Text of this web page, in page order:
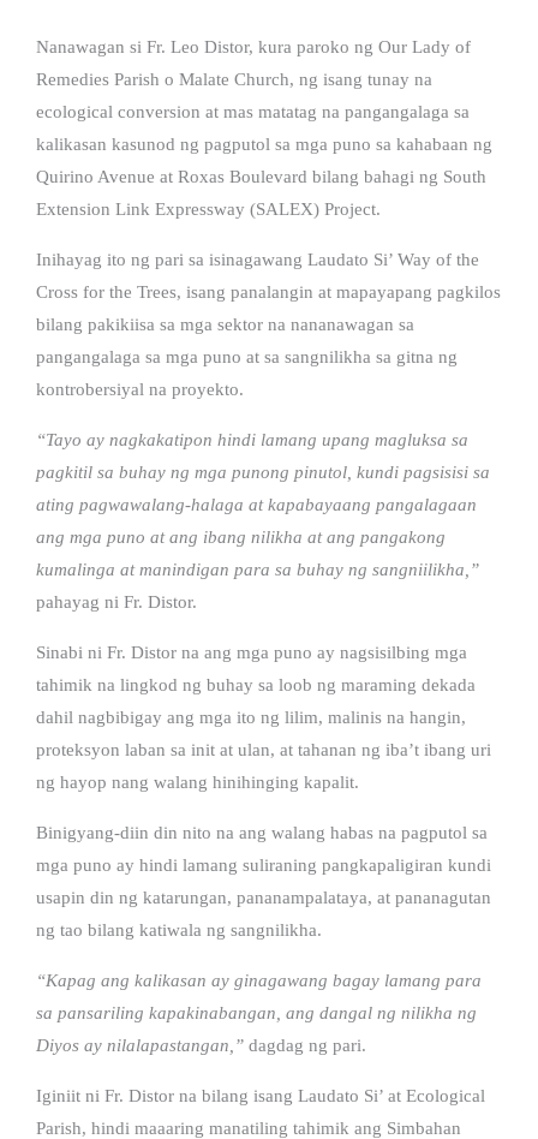
Nanawagan si Fr. Leo Distor, kura paroko ng Our Lady of
Remedies Parish o Malate Church, ng isang tunay na
ecological conversion at mas matatag na pangangalaga sa
kalikasan kasunod ng pagputol sa mga puno sa kahabaan ng
Quirino Avenue at Roxas Boulevard bilang bahagi ng South
Extension Link Expressway (SALEX) Project.
Inihayag ito ng pari sa isinagawang Laudato Si’ Way of the
Cross for the Trees, isang panalangin at mapayapang pagkilos
bilang pakikiisa sa mga sektor na nananawagan sa
pangangalaga sa mga puno at sa sangnilikha sa gitna ng
kontrobersiyal na proyekto.
“Tayo ay nagkakatipon hindi lamang upang magluksa sa
pagkitil sa buhay ng mga punong pinutol, kundi pagsisisi sa
ating pagwawalang-halaga at kapabayaang pangalagaan
ang mga puno at ang ibang nilikha at ang pangakong
kumalinga at manindigan para sa buhay ng sangniilikha,”
pahayag ni Fr. Distor.
Sinabi ni Fr. Distor na ang mga puno ay nagsisilbing mga
tahimik na lingkod ng buhay sa loob ng maraming dekada
dahil nagbibigay ang mga ito ng lilim, malinis na hangin,
proteksyon laban sa init at ulan, at tahanan ng iba’t ibang uri
ng hayop nang walang hinihinging kapalit.
Binigyang-diin din nito na ang walang habas na pagputol sa
mga puno ay hindi lamang suliraning pangkapaligiran kundi
usapin din ng katarungan, pananampalataya, at pananagutan
ng tao bilang katiwala ng sangnilikha.
“Kapag ang kalikasan ay ginagawang bagay lamang para
sa pansariling kapakinabangan, ang dangal ng nilikha ng
Diyos ay nilalapastangan,” dagdag ng pari.
Iginiit ni Fr. Distor na bilang isang Laudato Si’ at Ecological
Parish, hindi maaaring manatiling tahimik ang Simbahan